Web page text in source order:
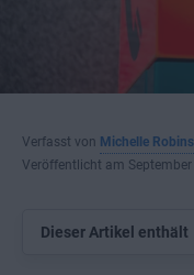
Verfasst von Michelle Robins
Veröffentlicht am September
Dieser Artikel enthält